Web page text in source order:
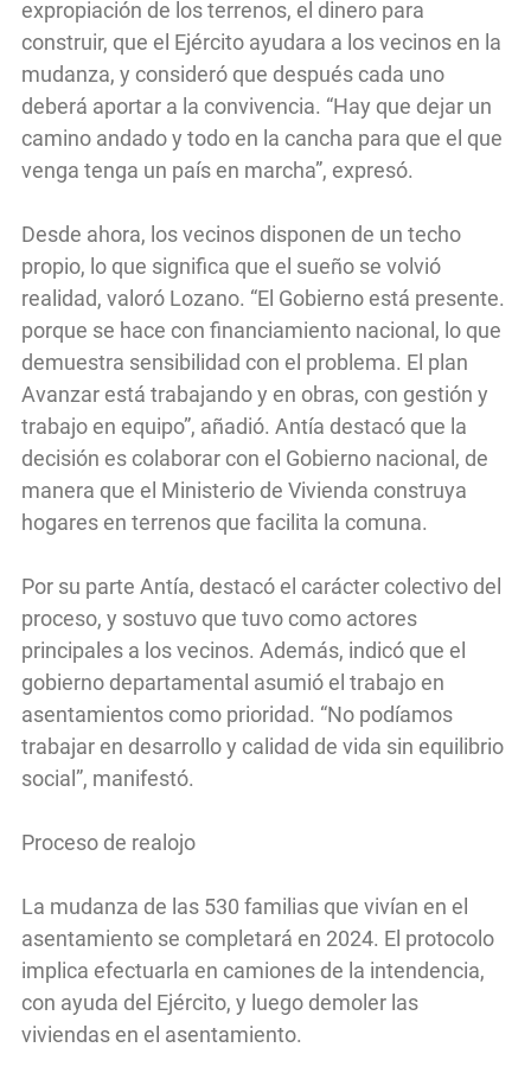
expropiación de los terrenos, el dinero para
construir, que el Ejército ayudara a los vecinos en la
mudanza, y consideró que después cada uno
deberá aportar a la convivencia. “Hay que dejar un
camino andado y todo en la cancha para que el que
venga tenga un país en marcha”, expresó.
Desde ahora, los vecinos disponen de un techo
propio, lo que significa que el sueño se volvió
realidad, valoró Lozano. “El Gobierno está presente.
porque se hace con financiamiento nacional, lo que
demuestra sensibilidad con el problema. El plan
Avanzar está trabajando y en obras, con gestión y
trabajo en equipo”, añadió. Antía destacó que la
decisión es colaborar con el Gobierno nacional, de
manera que el Ministerio de Vivienda construya
hogares en terrenos que facilita la comuna.
Por su parte Antía, destacó el carácter colectivo del
proceso, y sostuvo que tuvo como actores
principales a los vecinos. Además, indicó que el
gobierno departamental asumió el trabajo en
asentamientos como prioridad. “No podíamos
trabajar en desarrollo y calidad de vida sin equilibrio
social”, manifestó.
Proceso de realojo
La mudanza de las 530 familias que vivían en el
asentamiento se completará en 2024. El protocolo
implica efectuarla en camiones de la intendencia,
con ayuda del Ejército, y luego demoler las
viviendas en el asentamiento.